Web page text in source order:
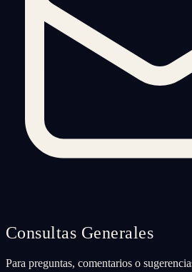
Consultas Generales
Para preguntas, comentarios o